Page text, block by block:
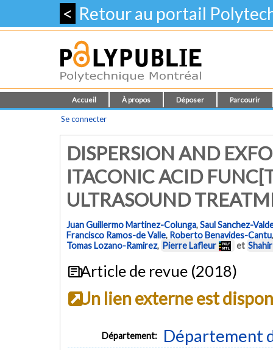
< Retour au portail
Accueil À propos Déposer Parcourir
Se connecter
DISPERSION AND
ITACONIC ACID
ULTRASOUND
Juan Guillermo Martinez-Colunga,Saul Sanchez-
Francisco Ramos-de Valle, Roberto Benavides-Cantu
Tomas Lozano-Ramirez, Pierre Lafleur et
Article de revue (2018)
Un lien externe est
Département: Département